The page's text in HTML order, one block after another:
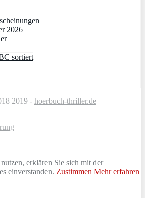
2026
sortiert
2019 - hoerbuch-thriller.de
erklären Sie sich mit der
einverstanden. Zustimmen Mehr erfahren